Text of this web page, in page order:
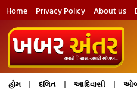
Home Privacy Policy About us
હોમ દલિત આદિવાસી